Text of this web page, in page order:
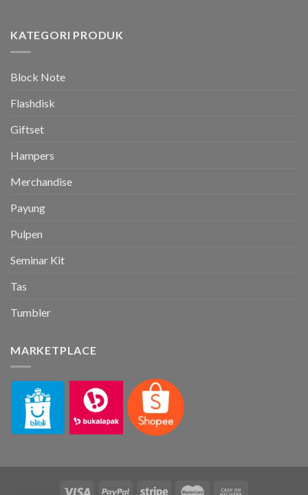
KATEGORI PRODUK
Block Note
Flashdisk
Giftset
Hampers
Merchandise
Payung
Pulpen
Seminar Kit
Tas
Tumbler
MARKETPLACE